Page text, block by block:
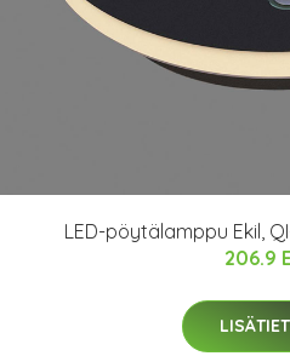
LED-pöytälamppu Ekil,
206.9